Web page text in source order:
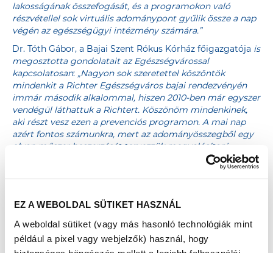
EZ A WEBOLDAL SÜTIKET HASZNÁL
A weboldal sütiket (vagy más hasonló technológiák mint
például a pixel vagy webjelzők) használ, hogy
lakosságának összefogását, és a programokon való
részvétellel sok virtuális adománypont gyűlik össze a nap
végén az egészségügyi intézmény számára.”
Dr. Tóth Gábor, a Bajai Szent Rókus Kórház főigazgatója is
megosztotta gondolatait az Egészségvárossal
kapcsolatosan: „Nagyon sok szeretettel köszöntök
mindenkit a Richter Egészségváros bajai rendezvényén
immár második alkalommal, hiszen 2010-ben már egyszer
vendégül láthattuk a Richtert. Köszönöm mindenkinek,
aki részt vesz ezen a prevenciós programon. A mai nap
azért fontos számunkra, mert az adományösszegből egy
olyan műszer beszerzését tervezzük megvalósítani,
aminek a lényege, hogy a nyelőcsövön keresztül történik
a kardiológiai vizsgálat, és nagyon sok betegség ezzel az
egyetlen egy eszközzel mutatható ki objektíven. Az
szűrővizsgálaton vagy orvosi konzultávión részt venni,
mint betegként meggyógyulni. Éppen ezért kérek
mindenkit, hogy a szűrővizsgálatokon rendszeresen
vegyen részt, hiszen ezzel a saját életét, az egészségben